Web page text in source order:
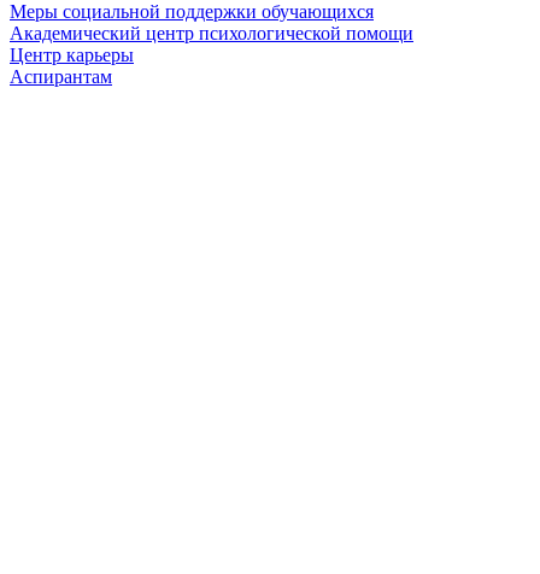
Меры социальной поддержки обучающихся
Академический центр психологической помощи
Центр карьеры
Аспирантам